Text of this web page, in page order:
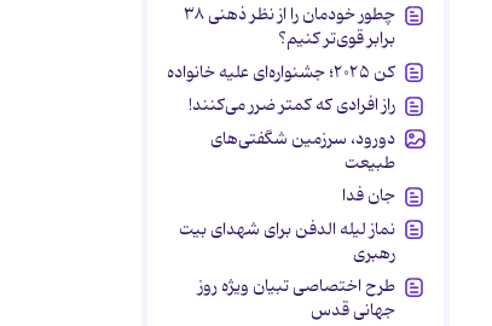
چطور خودمان را از نظر ذهنی ۳۸
برابر قوی‌تر کنیم؟
کن ۲۰۲۵؛ جشنواره‌ای علیه خانواده
راز افرادی که کمتر ضرر می‌کنند!
دورود، سرزمین شگفتی‌های
طبیعت
جان فدا
نماز لیله الدفن برای شهدای بیت
رهبری
طرح اختصاصی تبیان ویژه روز
جهانی قدس